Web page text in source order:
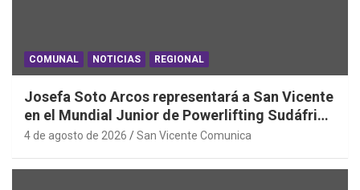
COMUNAL NOTICIAS REGIONAL
Josefa Soto Arcos representará a San Vicente
en el Mundial Junior de Powerlifting Sudáfrica
2026
4 de agosto de 2026 San Vicente Comunica